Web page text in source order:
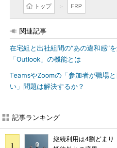
トップ ERP
関連記事
在宅組と出社組間の“あの違和感”
「Outlook」の機能とは
TeamsやZoomの「参加者が職場
い」問題は解決するか？
記事ランキング
継続利用は4割どま